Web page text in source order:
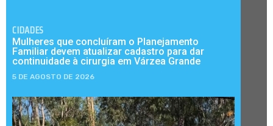
CIDADES
Mulheres que concluíram o Planejamento
Familiar devem atualizar cadastro para dar
continuidade à cirurgia em Várzea Grande
5 DE AGOSTO DE 2026